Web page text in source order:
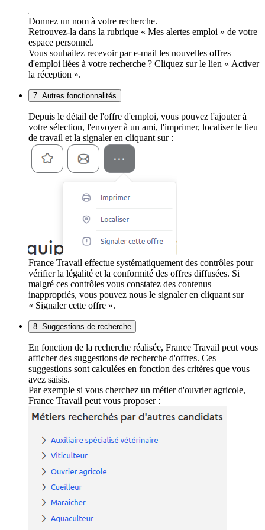
Donnez un nom à votre recherche.
Retrouvez-la dans la rubrique « Mes alertes emploi » de votre
espace personnel.
Vous souhaitez recevoir par e-mail les nouvelles offres
d'emploi liées à votre recherche ? Cliquez sur le lien « Activer
la réception ».
7. Autres fonctionnalités
Depuis le détail de l'offre d'emploi, vous pouvez l'ajouter à
votre sélection, l'envoyer à un ami, l'imprimer, localiser le lieu
de travail et la signaler en cliquant sur :
France Travail effectue systématiquement des contrôles pour
vérifier la légalité et la conformité des offres diffusées. Si
malgré ces contrôles vous constatez des contenus
inappropriés, vous pouvez nous le signaler en cliquant sur
« Signaler cette offre ».
8. Suggestions de recherche
En fonction de la recherche réalisée, France Travail peut vous
afficher des suggestions de recherche d'offres. Ces
suggestions sont calculées en fonction des critères que vous
avez saisis.
Par exemple si vous cherchez un métier d'ouvrier agricole,
France Travail peut vous proposer :